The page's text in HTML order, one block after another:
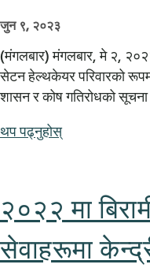
जुन ९, २०२३
(मंगलबार) मंगलबार, मे २,
सेटन हेल्थकेयर परिवारको
शासन र कोष गतिरोधको सूचना
थप पढ्नुहोस्
२०२२ मा
सेवाहरूमा